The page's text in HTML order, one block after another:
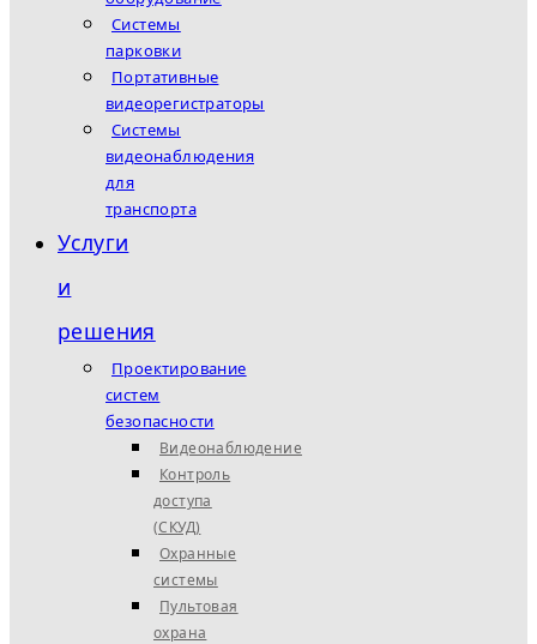
Системы
парковки
Портативные
видеорегистраторы
Системы
видеонаблюдения
для
транспорта
Услуги
и
решения
Проектирование
систем
безопасности
Видеонаблюдение
Контроль
доступа
(СКУД)
Охранные
системы
Пультовая
охрана